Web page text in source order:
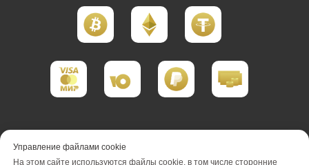
Управление файлами cookie
На этом сайте используются файлы cookie, в том числе сторонние